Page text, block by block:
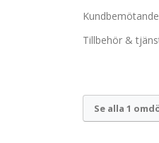
Kundbemötande
Tillbehör &
Se alla 1